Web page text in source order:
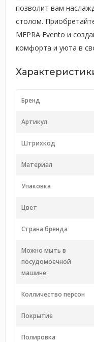
позволит вам
столом.
MEPRA Evento и
комфорта и уюта в
Бренд
Артикул
Штрихкод
Материал
Упаковка
Цвет
Страна бренда
Можно мыть в
посудомоечной
машине
Колличество персон
Покрытие
Полировка